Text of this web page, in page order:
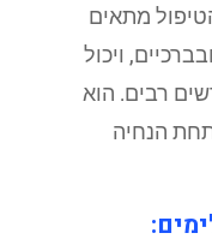
מתאים
ויכול
רבים. הוא
הנחיה